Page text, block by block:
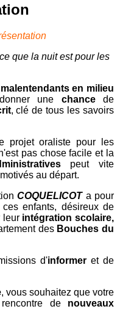
que la nuit est pour les
en milieu
une chancede
, clé de tous les savoirs
projet oraliste pour les
pas chose facile et la
peut vite
au départ.
COQUELICOTa pour
enfants, désireux de
leur intégration scolaire,
des Bouches du
d'informer et de
, vous souhaitez que votre
de nouveaux